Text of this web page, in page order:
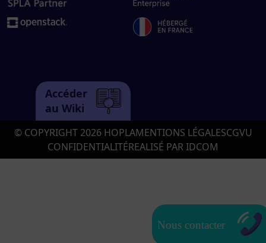
Nous contacter
Accéder
au Wiki
© COPYRIGHT 2026 HOPLAMENTIONS LÉGALESCGVU
CONFIDENTIALITÉREALISÉ PAR IDCOM